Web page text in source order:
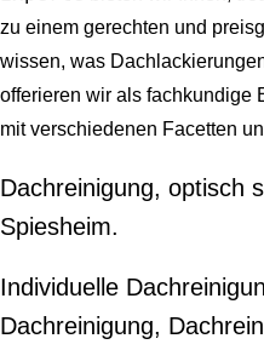
zu einem gerechten und
wissen, was
offerieren wir als fachkundige
mit verschiedenen Facetten
Dachreinigung, optisch
Spiesheim.
Individuelle
Dachreinigung,